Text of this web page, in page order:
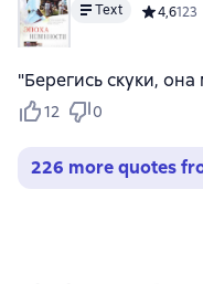
Text Средний
4,6123
"Берегись скуки,
12 0
226 more quotes